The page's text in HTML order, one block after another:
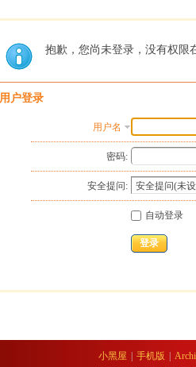
抱歉，您尚未登录，没有权限
用户登录
用户名
密码:
安全提问:
自动登录
登录
小黑屋 手机版